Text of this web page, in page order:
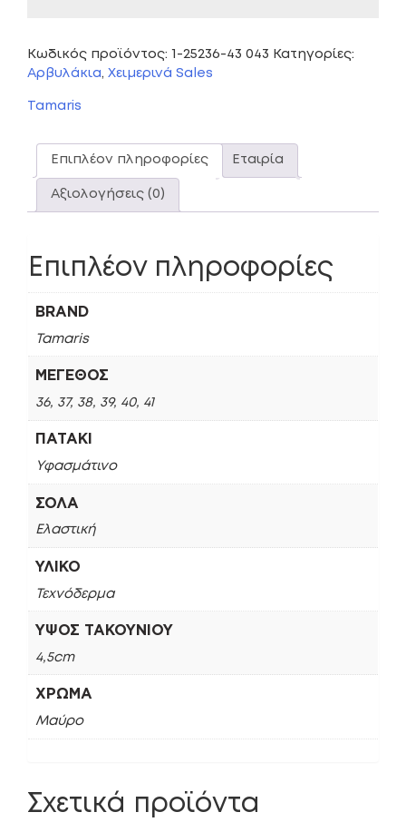
Κωδικός προϊόντος: 1-25236-43 043 Κατηγορίες:
Αρβυλάκια, Χειμερινά Sales
Tamaris
Επιπλέον πληροφορίες Εταιρία
Αξιολογήσεις (0)
Επιπλέον πληροφορίες
BRAND
Tamaris
ΜΈΓΕΘΟΣ
36, 37, 38, 39, 40, 41
ΠΑΤΆΚΙ
Υφασμάτινο
ΣΌΛΑ
Ελαστική
ΥΛΙΚΌ
Τεχνόδερμα
ΎΨΟΣ ΤΑΚΟΥΝΙΟΎ
4,5cm
ΧΡΏΜΑ
Μαύρο
Σχετικά προϊόντα